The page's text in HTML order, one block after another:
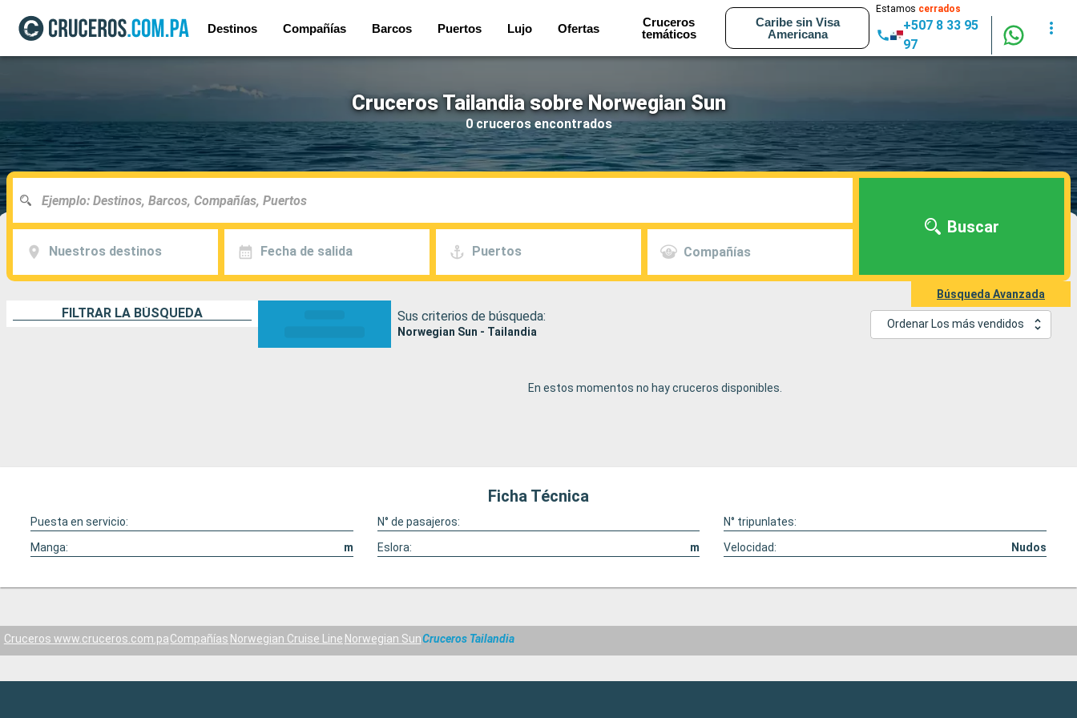
Destinos Compañías Barcos Puertos Lujo Ofertas
Cruceros
temáticos
Caribe sin Visa
Americana
Estamos cerrados
+507 8 33 95
97
Cruceros Tailandia sobre Norwegian Sun
0 cruceros encontrados
Nuestros destinos Fecha de salida Puertos Compañías
Buscar
Búsqueda Avanzada
FILTRAR LA BÚSQUEDA Sus criterios de búsqueda:
Norwegian Sun - Tailandia
Ordenar Los más vendidos
En estos momentos no hay cruceros disponibles.
Ficha Técnica
Puesta en servicio: N° de pasajeros:
N° tripunlates:
Manga:
m Eslora: m Velocidad: Nudos
Cruceros www.cruceros.com.paCompañías Norwegian Cruise Line Norwegian SunCruceros Tailandia